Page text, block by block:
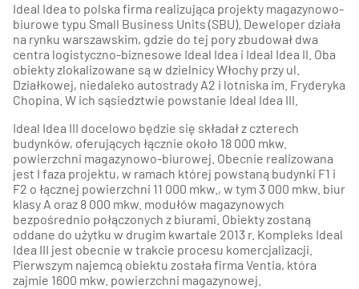
Ideal Idea to polska firma realizująca projekty magazynowo-
biurowe typu Small Business Units (SBU). Deweloper działa
na rynku warszawskim, gdzie do tej pory zbudował dwa
centra logistyczno-biznesowe Ideal Idea i Ideal Idea II. Oba
obiekty zlokalizowane są w dzielnicy Włochy przy ul.
Działkowej, niedaleko autostrady A2 i lotniska im. Fryderyka
Chopina. W ich sąsiedztwie powstanie Ideal Idea III.
Ideal Idea III docelowo będzie się składał z czterech
budynków, oferujących łącznie około 18 000 mkw.
powierzchni magazynowo-biurowej. Obecnie realizowana
jest I faza projektu, w ramach której powstaną budynki F1 i
F2 o łącznej powierzchni 11 000 mkw., w tym 3 000 mkw. biur
klasy A oraz 8 000 mkw. modułów magazynowych
bezpośrednio połączonych z biurami. Obiekty zostaną
oddane do użytku w drugim kwartale 2013 r. Kompleks Ideal
Idea III jest obecnie w trakcie procesu komercjalizacji.
Pierwszym najemcą obiektu została firma Ventia, która
zajmie 1600 mkw. powierzchni magazynowej.